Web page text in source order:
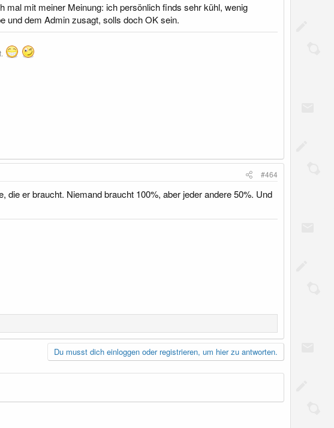
mit meiner Meinung: ich persönlich finds sehr kühl, wenig
und dem Admin zusagt, solls doch OK sein.
#464
die er braucht. Niemand braucht 100%, aber jeder andere 50%. Und
Du musst dich einloggen oder registrieren, um hier zu antworten.